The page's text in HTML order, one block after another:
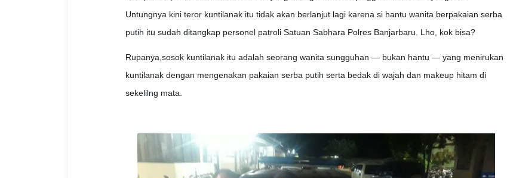
Untungnya kini teror kuntilanak itu tidak akan berlanjut lagi karena si hantu wanita berpakaian serba
putih itu sudah ditangkap personel patroli Satuan Sabhara Polres Banjarbaru. Lho, kok bisa?
Rupanya,sosok kuntilanak itu adalah seorang wanita sungguhan — bukan hantu — yang menirukan
kuntilanak dengan mengenakan pakaian serba putih serta bedak di wajah dan makeup hitam di
sekelilng mata.